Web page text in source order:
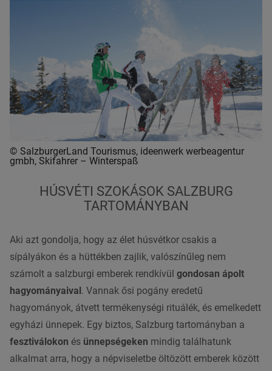
© SalzburgerLand Tourismus, ideenwerk werbeagentur
gmbh, Skifahrer – Winterspaß
HÚSVÉTI SZOKÁSOK SALZBURG
TARTOMÁNYBAN
Aki azt gondolja, hogy az élet húsvétkor csakis a
sípályákon és a hüttékben zajlik, valószínűleg nem
számolt a salzburgi emberek rendkívül gondosan ápolt
hagyományaival. Vannak ősi pogány eredetű
hagyományok, átvett termékenységi rituálék, és emelkedett
egyházi ünnepek. Egy biztos, Salzburg tartományban a
fesztiválokon és ünnepségeken mindig találhatunk
alkalmat arra, hogy a népviseletbe öltözött emberek között